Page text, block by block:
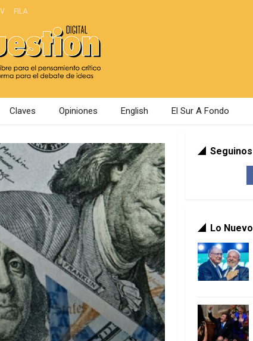
FILA
Claves Opiniones English El Sur A Fondo
Seguinos
Lo Nuevo